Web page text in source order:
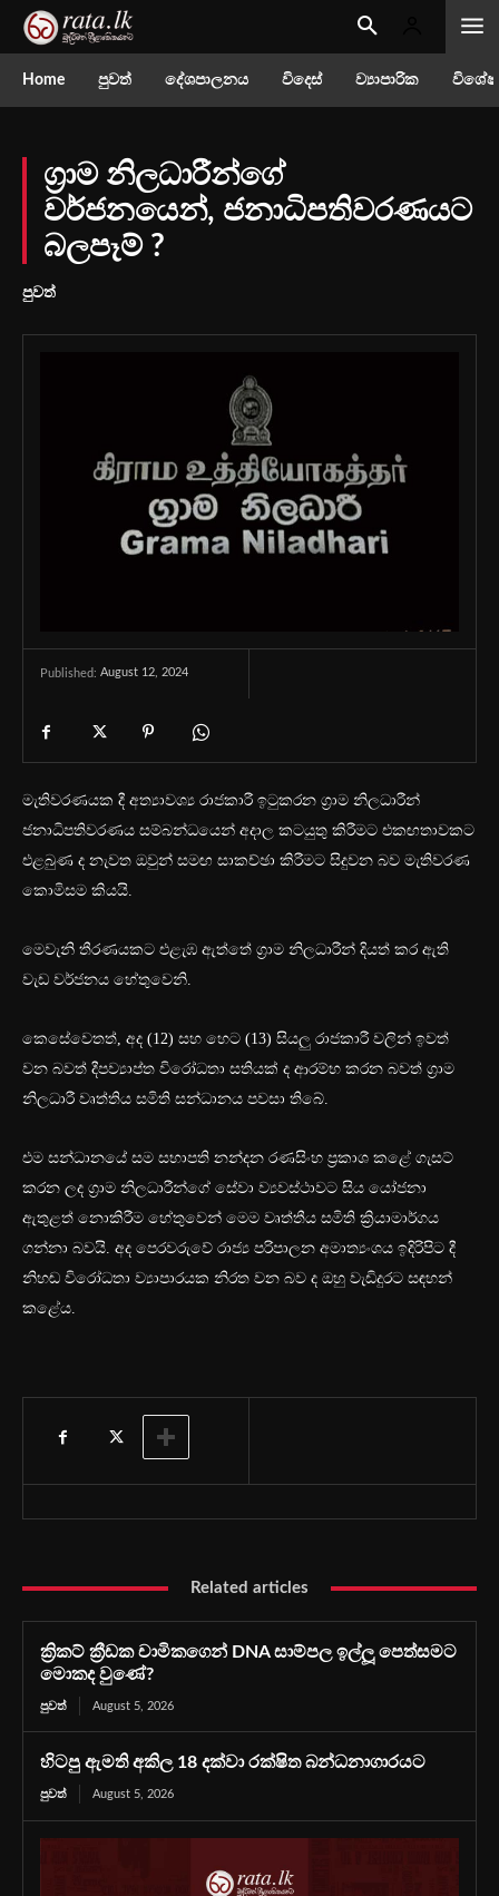
Home පුවත් දේශපාලනය විදෙස් ව්‍යාපාරික
ග්‍රාම නිලධාරීන්ගේ
වර්ජනයෙන්, ජනාධිපතිවරණයට
බලපෑම් ?
පුවත්
Published: August 12, 2024
මැතිවරණයක දී අත්‍යාවශ්‍ය රාජකාරී ඉටුකරන ග්‍රාම නිලධාරීන්
ජනාධිපතිවරණය සම්බන්ධයෙන් අදාල කටයුතු කිරීමට එකඟතාවකට
එළබුණ ද නැවත ඔවුන් සමඟ සාකච්ඡා කිරීමට සිදුවන බව මැතිවරණ
කොමිසම කියයි.
මෙවැනි තීරණයකට එළැඹ ඇත්තේ ග්‍රාම නිලධාරීන් දියත් කර ඇති
වැඩ වර්ජනය හේතුවෙනි.
කෙසේවෙතත්, අද (12) සහ හෙට (13) සියලු රාජකාරී වලින් ඉවත්
වන බවත් දීපව්‍යාප්ත විරෝධතා සතියක් ද ආරම්භ කරන බවත් ග්‍රාම
නිලධාරී වෘත්තිය සමිති සන්ධානය පවසා තිබේ.
එම සන්ධානයේ සම සභාපති නන්දන රණසිංහ ප්‍රකාශ කළේ ගැසට්
කරන ලද ග්‍රාම නිලධාරීන්ගේ සේවා ව්‍යවස්ථාවට සිය යෝජනා
ඇතුළත් නොකිරීම හේතුවෙන් මෙම වෘත්තීය සමිති ක්‍රියාමාර්ගය
ගන්නා බවයි. අද පෙරවරුවේ රාජ්‍ය පරිපාලන අමාත්‍යංශය ඉදිරිපිට දී
නිහඬ විරෝධතා ව්‍යාපාරයක නිරත වන බව ද ඔහු වැඩිදුරට සඳහන්
කළේය.
Related articles
ක්‍රිකට් ක්‍රීඩක චාමිකගෙන් DNA සාම්පල ඉල්ලූ පෙත්සමට
මොකද වුණේ?
පුවත් August 5, 2026
හිටපු ඇමති අකිල 18 දක්වා රක්ෂිත බන්ධනාගාරයට
පුවත් August 5, 2026